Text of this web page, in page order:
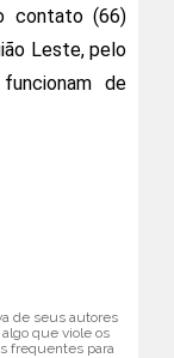
contato (66)
Leste, pelo
de
de seus autores
que viole os
frequentes para